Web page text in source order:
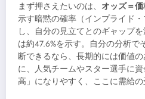
まず押さえたいのは、 オッズ＝
示す暗黙の確率（インプライド
し、自分の見立てとのギャップ
は約47.6%を示す。自分の分析で
断できるなら、長期的には価値
に、人気チームやスター選手に
高」になりやすく、ここに需給の